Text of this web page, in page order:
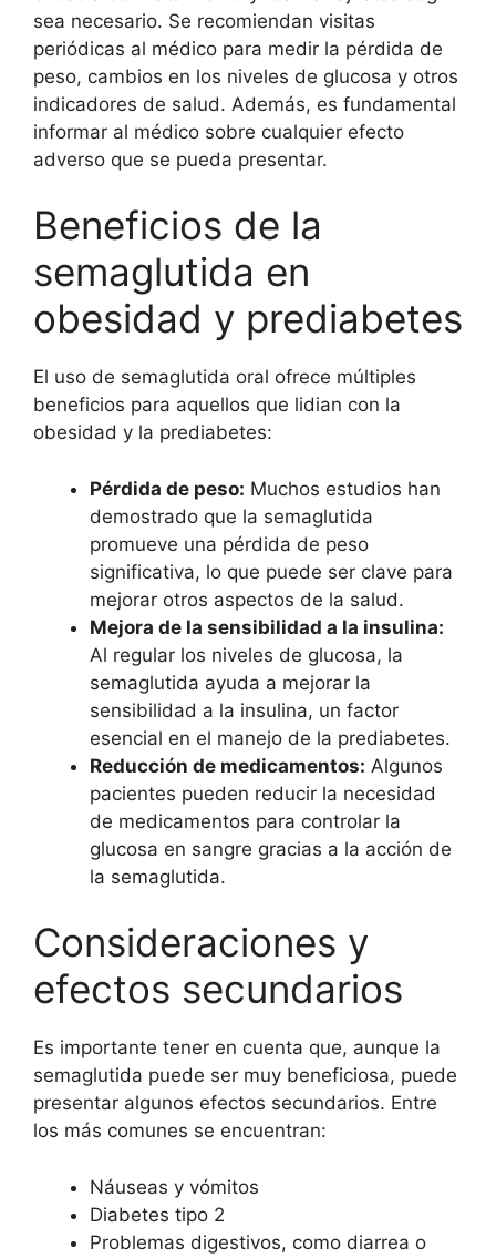
sea necesario. Se recomiendan visitas
periódicas al médico para medir la pérdida de
peso, cambios en los niveles de glucosa y otros
indicadores de salud. Además, es fundamental
informar al médico sobre cualquier efecto
adverso que se pueda presentar.
Beneficios de la
semaglutida en
obesidad y prediabetes
El uso de semaglutida oral ofrece múltiples
beneficios para aquellos que lidian con la
obesidad y la prediabetes:
Pérdida de peso: Muchos estudios han
demostrado que la semaglutida
promueve una pérdida de peso
significativa, lo que puede ser clave para
mejorar otros aspectos de la salud.
Mejora de la sensibilidad a la insulina:
Al regular los niveles de glucosa, la
semaglutida ayuda a mejorar la
sensibilidad a la insulina, un factor
esencial en el manejo de la prediabetes.
Reducción de medicamentos: Algunos
pacientes pueden reducir la necesidad
de medicamentos para controlar la
glucosa en sangre gracias a la acción de
la semaglutida.
Consideraciones y
efectos secundarios
Es importante tener en cuenta que, aunque la
semaglutida puede ser muy beneficiosa, puede
presentar algunos efectos secundarios. Entre
los más comunes se encuentran:
Náuseas y vómitos
Diabetes tipo 2
Problemas digestivos, como diarrea o